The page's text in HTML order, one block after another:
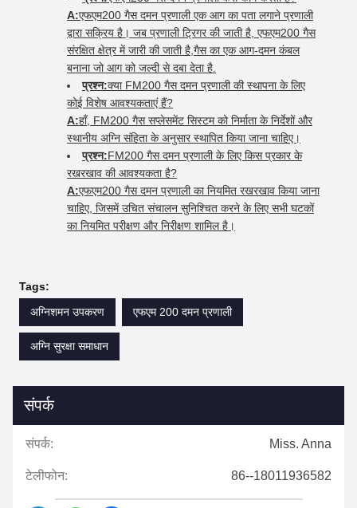
A:एफएम200 गैस दमन प्रणाली एक आग का पता लगाने प्रणाली
द्वारा सक्रिय है। जब प्रणाली ट्रिगर की जाती है, एफएम200 गैस
संरक्षित क्षेत्र में जारी की जाती है,गैस का एक आग-दमन कंबल
बनाना जो आग को जल्दी से दबा देता है.
प्रश्न:क्या FM200 गैस दमन प्रणाली की स्थापना के लिए
कोई विशेष आवश्यकताएं हैं?
A:हाँ, FM200 गैस सप्लेसमेंट सिस्टम को निर्माता के निर्देशों और
स्थानीय अग्नि संहिता के अनुसार स्थापित किया जाना चाहिए।
प्रश्न:FM200 गैस दमन प्रणाली के लिए किस प्रकार के
रखरखाव की आवश्यकता है?
A:एफएम200 गैस दमन प्रणाली का नियमित रखरखाव किया जाना
चाहिए, जिसमें उचित संचालन सुनिश्चित करने के लिए सभी घटकों
का नियमित परीक्षण और निरीक्षण शामिल है।
Tags:
अग्निशमन उपकरण
एफएम 200 दमन प्रणाली
अग्नि सुरक्षा समाधान
संपर्क
संपर्क: Miss. Anna
टेलीफोन: 86--18011936582